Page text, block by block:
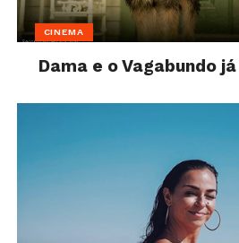
CINEMA
Dama e o Vagabundo